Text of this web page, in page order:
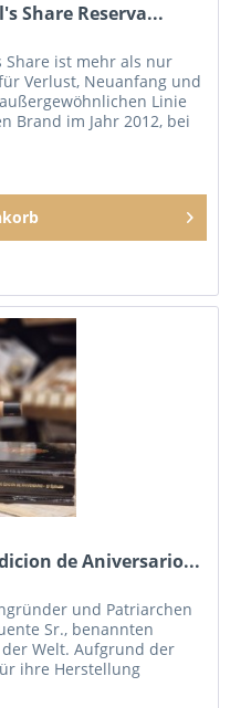
Share Reserva...
Share ist mehr als nur
Verlust, Neuanfang und
Linie
Brand im Jahr 2012, bei
de Aniversario...
und Patriarchen
Sr., benannten
Welt. Aufgrund der
ihre Herstellung